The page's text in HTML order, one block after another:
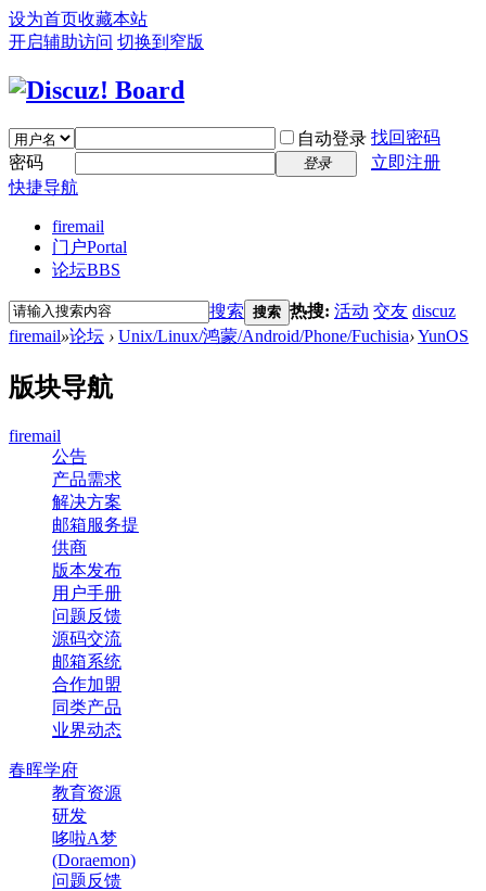
设为首页收藏本站
开启辅助访问 切换到窄版
自动登录 找回密码
密码
登录
立即注册
快捷导航
firemail
门户Portal
论坛BBS
搜索 搜索 热搜: 活动 交友 discuz
firemail»论坛 › Unix/Linux/鸿蒙/Android/Phone/Fuchisia›YunOS
版块导航
firemail
公告
产品需求
解决方案
邮箱服务提
供商
版本发布
用户手册
问题反馈
源码交流
邮箱系统
合作加盟
同类产品
业界动态
春晖学府
教育资源
研发
哆啦A梦
(Doraemon)
问题反馈